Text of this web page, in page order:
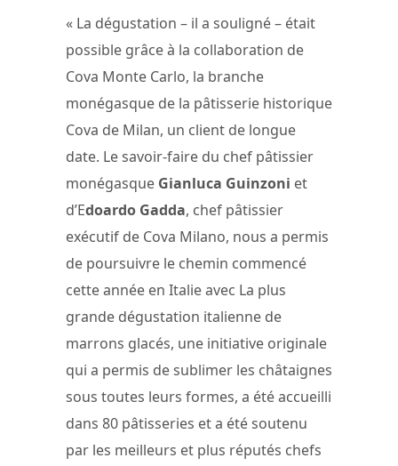
« La dégustation – il a souligné – était
possible grâce à la collaboration de
Cova Monte Carlo, la branche
monégasque de la pâtisserie historique
Cova de Milan, un client de longue
date. Le savoir-faire du chef pâtissier
monégasque Gianluca Guinzoni et
d’Edoardo Gadda, chef pâtissier
exécutif de Cova Milano, nous a permis
de poursuivre le chemin commencé
cette année en Italie avec La plus
grande dégustation italienne de
marrons glacés, une initiative originale
qui a permis de sublimer les châtaignes
sous toutes leurs formes, a été accueilli
dans 80 pâtisseries et a été soutenu
par les meilleurs et plus réputés chefs